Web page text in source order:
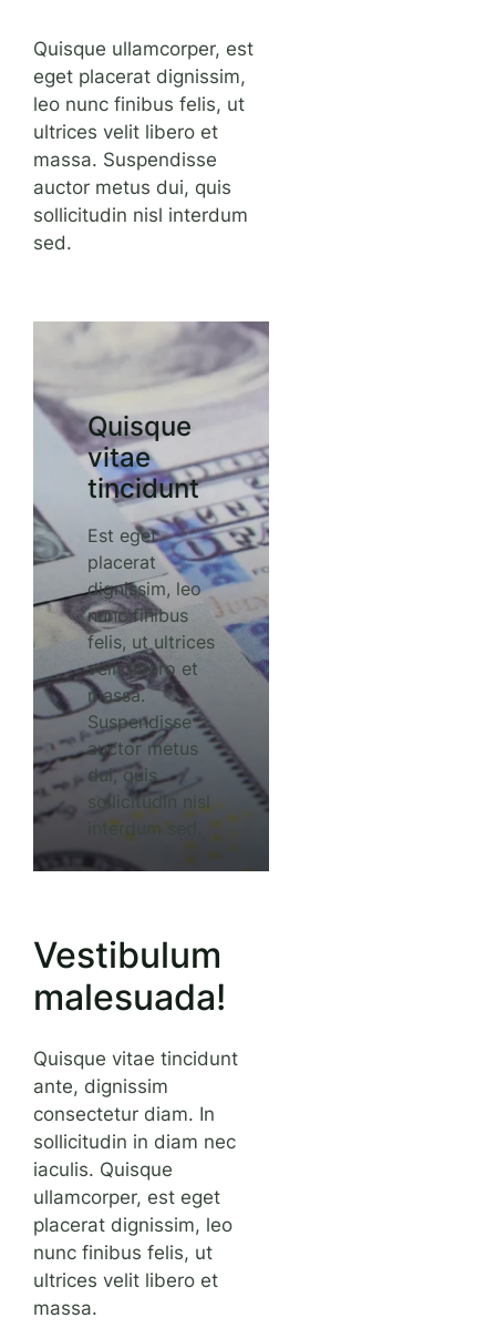
Quisque ullamcorper, est
eget placerat dignissim,
leo nunc finibus felis, ut
ultrices velit libero et
massa. Suspendisse
auctor metus dui, quis
sollicitudin nisl interdum
sed.
Quisque
vitae
tincidunt
Est eget
placerat
dignissim, leo
nunc finibus
felis, ut ultrices
velit libero et
massa.
Suspendisse
auctor metus
dui, quis
sollicitudin nisl
interdum sed.
Vestibulum
malesuada!
Quisque vitae tincidunt
ante, dignissim
consectetur diam. In
sollicitudin in diam nec
iaculis. Quisque
ullamcorper, est eget
placerat dignissim, leo
nunc finibus felis, ut
ultrices velit libero et
massa.